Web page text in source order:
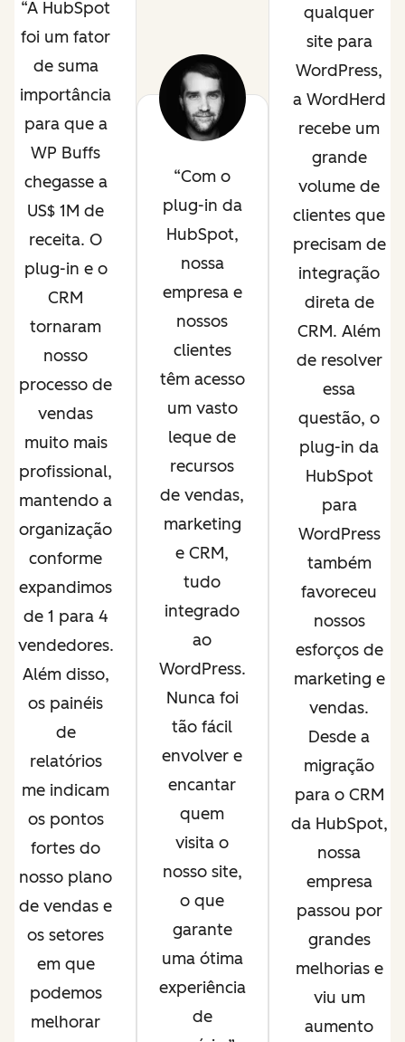
A HubSpot
foi um fator
de suma
importância
para que a
WP Buffs
chegasse a
US$ 1M de
receita. O
plug-in e o
CRM
tornaram
nosso
processo de
vendas
muito mais
profissional,
mantendo a
organização
conforme
expandimos
de 1 para 4
vendedores.
Além disso,
os painéis
de
relatórios
me indicam
os pontos
fortes do
nosso plano
de vendas e
os setores
em que
podemos
melhorar
Com o
plug-in da
HubSpot,
nossa
empresa e
nossos
clientes
têm acesso
um vasto
leque de
recursos
de vendas,
marketing
e CRM,
tudo
integrado
ao
WordPress.
Nunca foi
tão fácil
envolver e
encantar
quem
visita o
nosso site,
o que
garante
uma ótima
experiência
de
qualquer
site para
WordPress,
a WordHerd
recebe um
grande
volume de
clientes que
precisam de
integração
direta de
CRM. Além
de resolver
essa
questão, o
plug-in da
HubSpot
para
WordPress
também
favoreceu
nossos
esforços de
marketing e
vendas.
Desde a
migração
para o CRM
da HubSpot,
nossa
empresa
passou por
grandes
melhorias e
viu um
aumento